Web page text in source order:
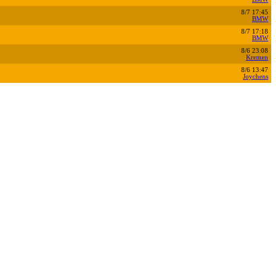
8/7 17:45
BMW
8/7 17:18
BMW
8/6 23:08
Kremen
8/6 13:47
Joychens